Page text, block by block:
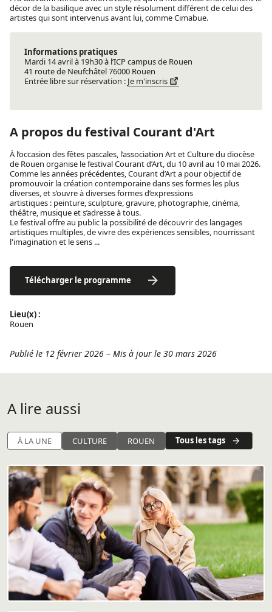
décor de la basilique avec un style résolument différent de celui des
artistes qui sont intervenus avant lui, comme Cimabue.
Informations pratiques
Mardi 14 avril à 19h30 à l’ICP campus de Rouen
41 route de Neufchâtel 76000 Rouen
Entrée libre sur réservation : Je m'inscris
A propos du festival Courant d'Art
À l’occasion des fêtes pascales, l’association Art et Culture du diocèse
de Rouen organise le festival Courant d’Art, du 10 avril au 10 mai 2026.
Comme les années précédentes, Courant d’Art a pour objectif de
promouvoir la création contemporaine dans ses formes les plus
diverses, et s’ouvre à diverses formes d’expressions
artistiques : peinture, sculpture, gravure, photographie, cinéma,
théâtre, musique et s’adresse à tous.
Le festival offre au public la possibilité de découvrir des langages
artistiques multiples, de vivre des expériences sensibles, nourrissant
l'imagination et le sens ...
Télécharger le programme
Lieu(x) :
Rouen
Publié le 12 février 2026 – Mis à jour le 30 mars 2026
A lire aussi
À LA UNE CULTURE ROUEN Tous les tags